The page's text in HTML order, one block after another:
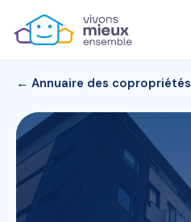
← Annuaire des copropriétés